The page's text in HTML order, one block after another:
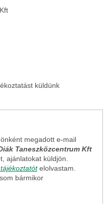
küldünk
megadott e-mail
Taneszközcentrum Kft
ajánlatokat küldjön.
elolvastam.
bármikor